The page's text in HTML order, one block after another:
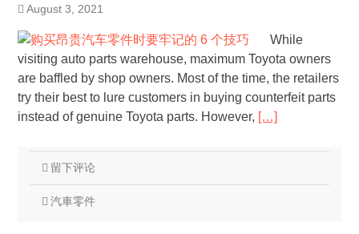
August 3, 2021
While
visiting auto parts warehouse, maximum Toyota owners
are baffled by shop owners. Most of the time, the retailers
try their best to lure customers in buying counterfeit parts
instead of genuine Toyota parts. However, […]
留下评论
汽車零件